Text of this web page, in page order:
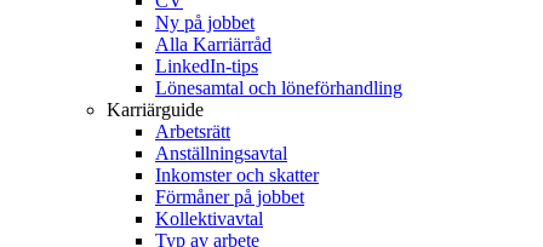
Ny på jobbet
Alla Karriärråd
LinkedIn-tips
Lönesamtal och löneförhandling
Karriärguide
Arbetsrätt
Anställningsavtal
Inkomster och skatter
Förmåner på jobbet
Kollektivavtal
Typ av arbete